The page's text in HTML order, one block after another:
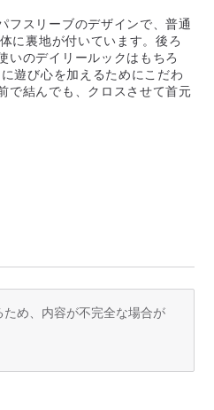
フスリーブのデザインで、普通
に裏地が付いています。後ろ
いのデイリールックはもちろ
遊び心を加えるためにこだわ
で結んでも、クロスさせて首元
め、内容が不完全な場合が